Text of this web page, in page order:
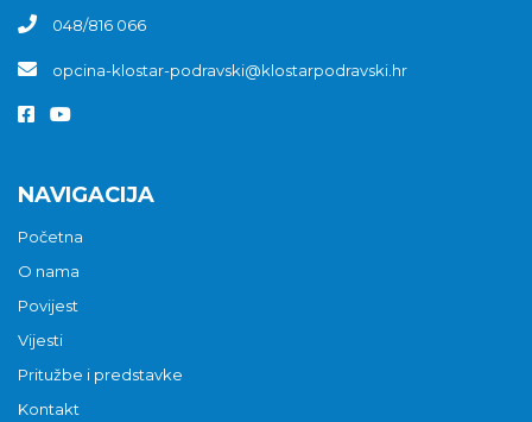
048/816 066
opcina-klostar-podravski@klostarpodravski.hr
NAVIGACIJA
Početna
O nama
Povijest
Vijesti
Pritužbe i predstavke
Kontakt